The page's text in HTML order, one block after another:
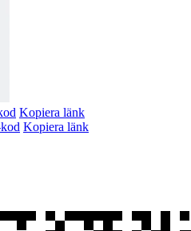
Kopiera länk
Kopiera länk